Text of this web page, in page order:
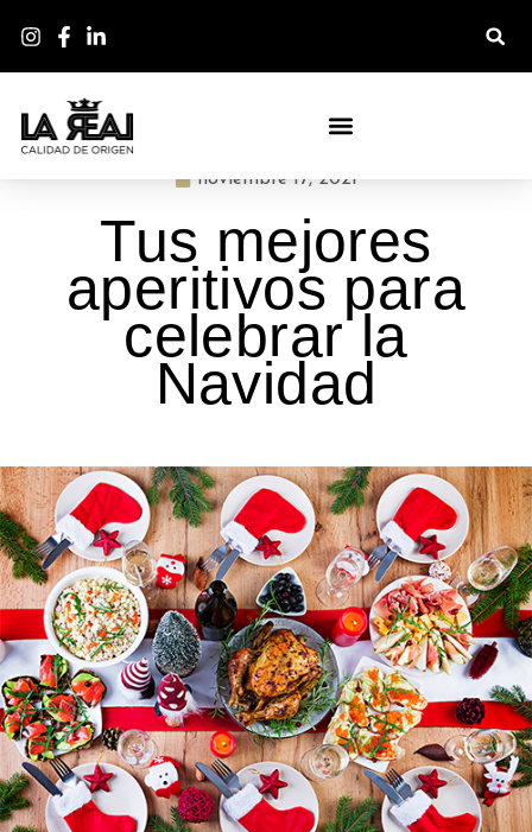
BLOG - LA DESPENSA DE LA REAL
noviembre 17, 2021
Tus mejores
aperitivos para
celebrar la
Navidad